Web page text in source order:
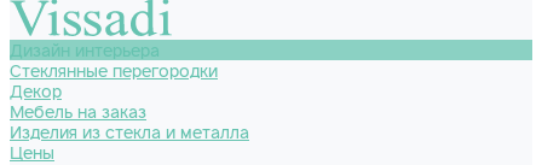
Дизайн интерьера
Стеклянные перегородки
Декор
Мебель на заказ
Изделия из стекла и металла
Цены